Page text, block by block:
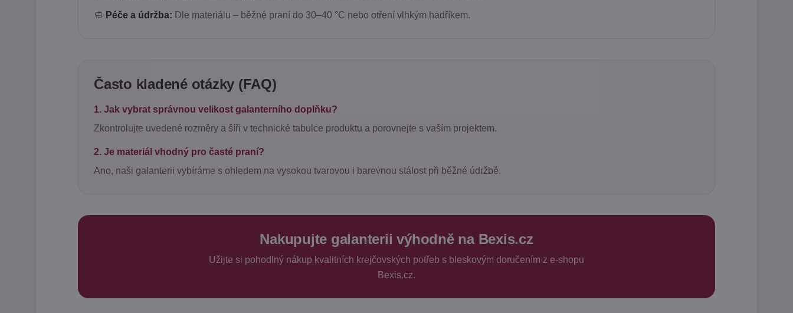
🧼 Péče a údržba: Dle materiálu – běžné praní do 30–40 °C nebo otření vlhkým hadříkem.
Často kladené otázky (FAQ)
1. Jak vybrat správnou velikost galanterního doplňku?
Zkontrolujte uvedené rozměry a šíři v technické tabulce produktu a porovnejte s vaším projektem.
2. Je materiál vhodný pro časté praní?
Ano, naši galanterii vybíráme s ohledem na vysokou tvarovou i barevnou stálost při běžné údržbě.
Nakupujte galanterii výhodně na Bexis.cz
Užijte si pohodlný nákup kvalitních krejčovských potřeb s bleskovým doručením z e-shopu
Bexis.cz.